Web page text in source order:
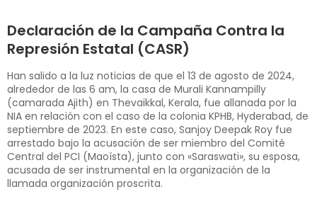
Declaración de la Campaña Contra la
Represión Estatal (CASR)
Han salido a la luz noticias de que el 13 de agosto de 2024,
alrededor de las 6 am, la casa de Murali Kannampilly
(camarada Ajith) en Thevaikkal, Kerala, fue allanada por la
NIA en relación con el caso de la colonia KPHB, Hyderabad, de
septiembre de 2023. En este caso, Sanjoy Deepak Roy fue
arrestado bajo la acusación de ser miembro del Comité
Central del PCI (Maoísta), junto con «Saraswati», su esposa,
acusada de ser instrumental en la organización de la
llamada organización proscrita.